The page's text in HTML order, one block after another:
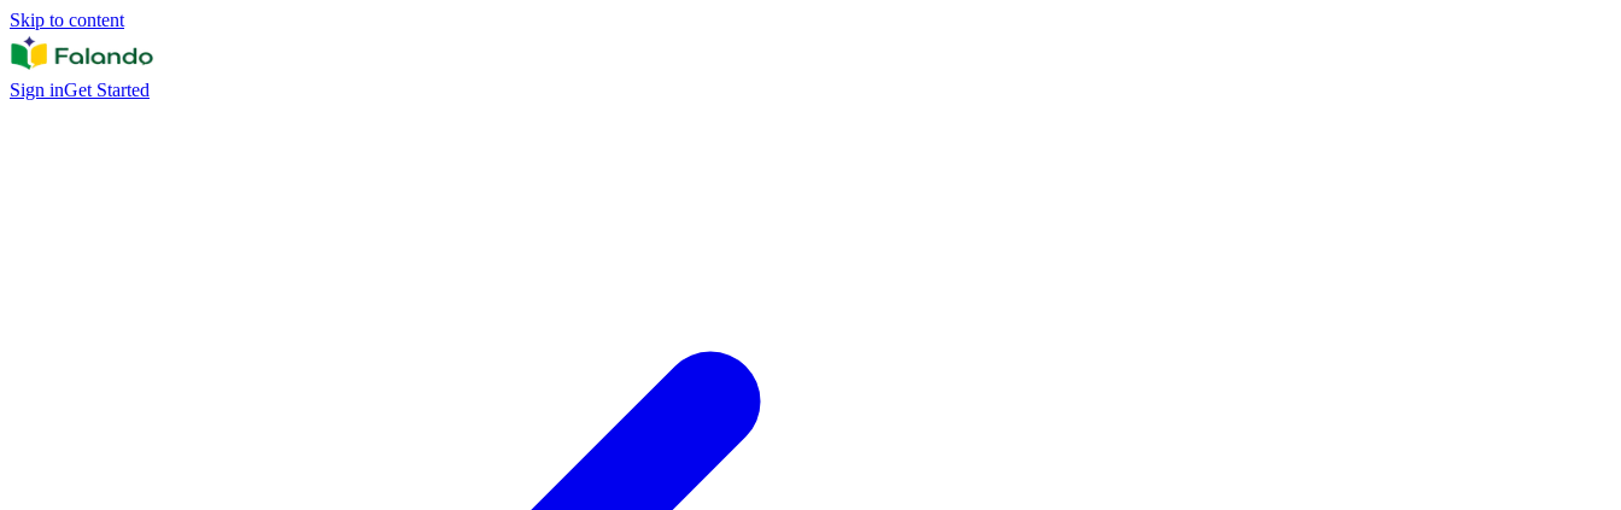
Skip to content
Sign inGet Started